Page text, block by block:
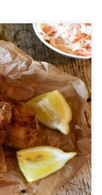
un défi,
saines,
avec
il est possible
chaque
quelques […]